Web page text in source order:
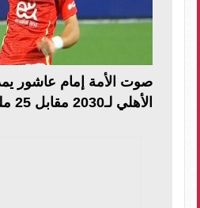
صوت الأمة إمام عاشور
الأهلي لـ2030 مقابل 25 مليونا سنوي...